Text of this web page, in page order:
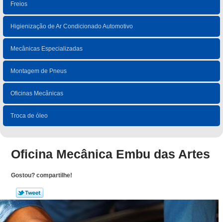
Freios
Higienização de Ar Condicionado Automotivo
Mecânicas Especializadas
Montagem de Pneus
Oficinas Mecânicas
Troca de óleo
Oficina Mecânica Embu das Artes
Gostou? compartilhe!